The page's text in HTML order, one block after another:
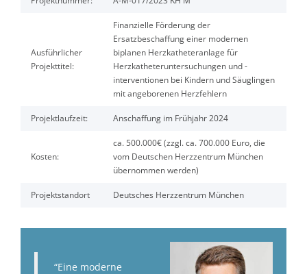
Ausführlicher
Projekttitel:
Finanzielle Förderung der
Ersatzbeschaffung einer modernen
biplanen Herzkatheteranlage für
Herzkatheteruntersuchungen und -
interventionen bei Kindern und Säuglingen
mit angeborenen Herzfehlern
Projektlaufzeit: Anschaffung im Frühjahr 2024
Kosten:
ca. 500.000€ (zzgl. ca. 700.000 Euro, die
vom Deutschen Herzzentrum München
übernommen werden)
Projektstandort Deutsches Herzzentrum München
“Eine moderne